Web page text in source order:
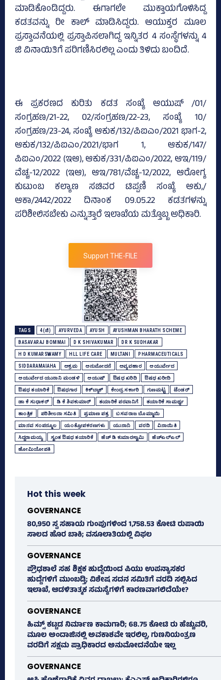
ಮಾಡಿಕೊಂಡಿದ್ದರು. ಈಗಾಗಲೇ ಮುಕ್ತಾಯಗೊಳಿಸಿದ್ದ
ಕಡತವನ್ನು ರೀ ಕಾಲ್‌ ಮಾಡಿಸಿದ್ದರು. ಆಯುಕ್ತರ ಮೂಲ
ಪ್ರಸ್ತಾವನೆಯಲ್ಲಿ ಪ್ರಸ್ತಾಪಿಸಲಾಗಿದ್ದ ಇನ್ನಿತರ 4 ಸಂಸ್ಥೆಗಳನ್ನು 4
ಜಿ ವಿನಾಯಿತಿಗೆ ಪರಿಗಣಿಸಿರಲಿಲ್ಲ ಎಂದು ತಿಳಿದು ಬಂದಿದೆ.
ಈ ಪ್ರಕರಣದ ಕುರಿತು ಕಡತ ಸಂಖ್ಯೆ ಆಯುಷ್‌ /01/
ಸಂಗ್ರಹಣ/21-22, 02/ಸಂಗ್ರಹಣ/22-23, ಸಂಖ್ಯೆ 10/
ಸಂಗ್ರಹಣ/23-24, ಸಂಖ್ಯೆ ಆಕುಕ/132/ಪಿಐಎಂ/2021 ಭಾಗ-2,
ಆಕುಕ/132/ಪಿಐಎಂ/2021/ಭಾಗ 1, ಆಕುಕ/147/
ಪಿಐಎಂ/2022 (ಇಆ), ಆಕುಕ/331/ಪಿಐಎಂ/2022, ಆಇ/119/
ವೆಚ್ಚ-12/2022 (ಇಆ), ಆಇ/781/ವೆಚ್ಚ-12/2022, ಆರೋಗ್ಯ
ಕುಟುಂಬ ಕಲ್ಯಾಣ ಸಚಿವರ ಟಿಪ್ಪಣಿ ಸಂಖ್ಯೆ ಆಕು,/
ಆಕಾ/2442/2022 ದಿನಾಂಕ 09.05.22 ಕಡತಗಳನ್ನು
ಪರಿಶೀಲಿಸಬೇಕು ಎನ್ನುತ್ತಾರೆ ಇಲಾಖೆಯ ಮತ್ತೊಬ್ಬ ಅಧಿಕಾರಿ.
Support THE-FILE
TAGS 4(ಜಿ) AYURVEDA AYUSH AYUSHMAN BHARATH SCHEME
BASAVARAJ BOMMAI D K SHIVAKUMAR DR K SUDHAKAR
H D KUMARSWAMY HLL LIFE CARE MULTANI PHARMACEUTICALS
SIDDARAMAIAHA ಅಕ್ರಮ ಅನುಮೋದನೆ ಅವ್ಯವಹಾರ ಆಯುರ್ವೇದ
ಆಯುರ್ವೇದ ಯುನಾನಿ ಮಂಡಳಿ ಆಯುಷ್‌ ಔಷಧ ಖರಿದಿ ಔಷಧ ಖರೀದಿ
ಔಷಧ ತಯಾರಿಕೆ ಔಷಧಗಾರ ಕಿಕ್‌ಬ್ಯಾಕ್‌ ಕೇಂದ್ರ ಸರ್ಕಾರಿ ಗುಣಮಟ್ಟ ಟೆಂಡರ್‌
ಡಾ ಕೆ ಸುಧಾಕರ್‌ ಡಿ ಕೆ ಶಿವಕುಮಾರ್ ತಯಾರಿಕೆ ಪರವಾನಿಗೆ ತಯಾರಿಕೆ ಸಾಮರ್ಥ್ಯ
ತಾಂತ್ರಿಕ ಪರಿಶೀಲನಾ ಸಮಿತಿ ಪ್ರಮಾಣ ಪತ್ರ ಬಸವರಾಜ ಬೊಮ್ಮಾಯಿ
ಮಾನವ ಸಂಪನ್ಮೂಲ ಯಂತ್ರೋಪಕರಣಗಳು ಯುನಾನಿ ವರದಿ ವಿನಾಯಿತಿ
ಸಿದ್ದರಾಮಯ್ಯ ಸ್ವಂತ ಔಷಧ ತಯಾರಿಕೆ ಹೆಚ್‌ ಡಿ ಕುಮಾರಸ್ವಾಮಿ ಹೆಚ್‌ಎಲ್‌ಎಲ್‌
ಹೋಮಿಯೋಪತಿ
Hot this week
GOVERNANCE
80,950 ಸ್ವ ಸಹಾಯ ಗುಂಪುಗಳಿಂದ 1,758.53 ಕೋಟಿ ರುಪಾಯಿ
ಸಾಲದ ಹೊರ ಬಾಕಿ; ವಸೂಲಾತಿಯಲ್ಲಿ ವಿಫಲ
GOVERNANCE
ಪ್ರೌಢಶಾಲೆ ಸಹ ಶಿಕ್ಷಕ ಹುದ್ದೆಯಿಂದ ಪಿಯು ಉಪನ್ಯಾಸಕರ
ಹುದ್ದೆಗಳಿಗೆ ಮುಂಬಡ್ತಿ; ವಿಶೇಷ ಸದನ ಸಮಿತಿಗೆ ವರದಿ ಸಲ್ಲಿಸಿದ
ಇಲಾಖೆ, ಆಡಳಿತಾತ್ಮಕ ಸಮಸ್ಯೆಗಳಿಗೆ ಕಾರಣವಾಗಲಿದೆಯೇ?
GOVERNANCE
ಹಿಮ್ಸ್‌ ಕಟ್ಟಡ ನಿರ್ಮಾಣ ಕಾಮಗಾರಿ; 68.75 ಕೋಟಿ ರು ಹೆಚ್ಚುವರಿ,
ಮೂಲ ಅಂದಾಜಿನಲ್ಲಿ ಅವಕಾಶವೇ ಇರಲಿಲ್ಲ, ಗುಣನಿಯಂತ್ರಣ
ವರದಿಗೆ ಸಕ್ಷಮ ಪ್ರಾಧಿಕಾರದ ಅನುಮೋದನೆಯೇ ಇಲ್ಲ
GOVERNANCE